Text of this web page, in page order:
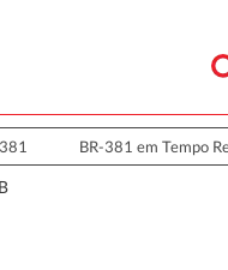
BR-381 em Tempo